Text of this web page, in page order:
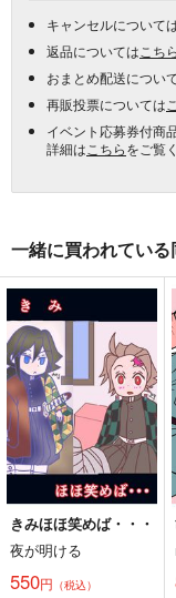
キャンセルについて
返品については こちら
おまとめ配送につい
再販投票については
イベント応募券付商
詳細は こちらをご覧
一緒に買われてい
きみほほ笑めば・・・
夜が明ける
550円 （税込）